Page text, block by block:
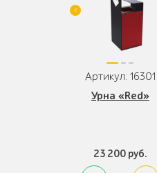
Артикул: 16301
Урна «Red»
23 200 руб.